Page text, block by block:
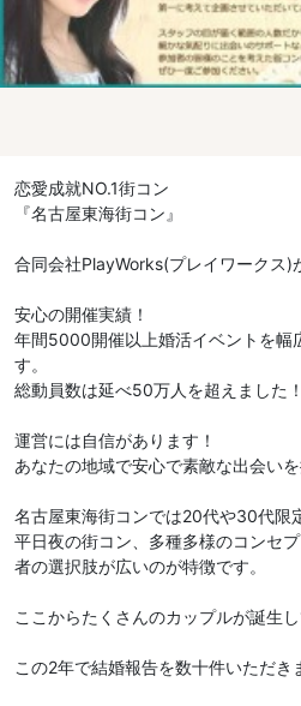
恋愛成就NO.1街コン
『名古屋東海街コン』
合同会社PlayWorks(プレイワークス)
安心の開催実績！
年間5000開催以上婚活イベントを幅
す。
総動員数は延べ50万人を超えました！
運営には自信があります！
あなたの地域で安心で素敵な出会い
名古屋東海街コンでは20代や30代限
平日夜の街コン、多種多様のコンセ
者の選択肢が広いのが特徴です。
ここからたくさんのカップルが誕生し
この2年で結婚報告を数十件いただき